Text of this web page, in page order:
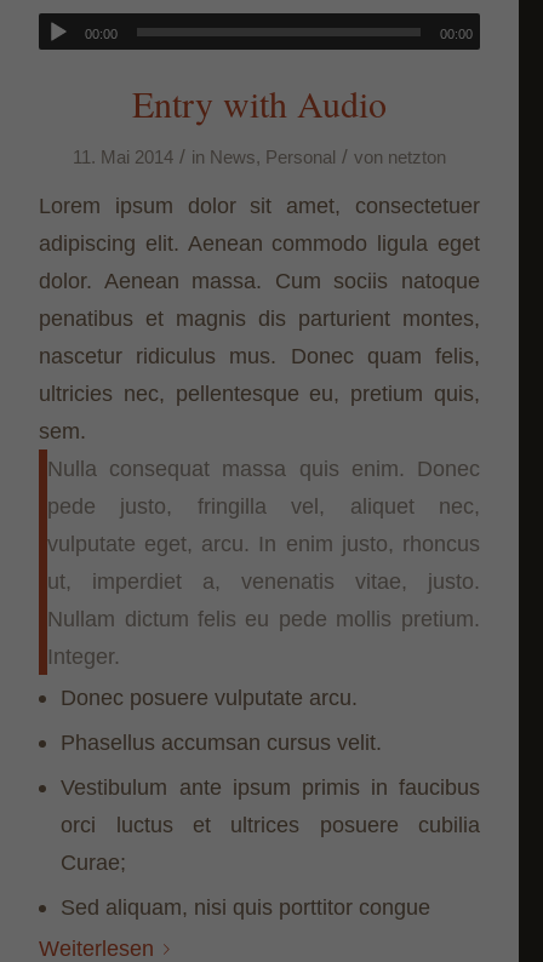
00:00 00:00
Entry with Audio
11. Mai 2014 / in News, Personal / von netzton
Lorem ipsum dolor sit amet, consectetuer
adipiscing elit. Aenean commodo ligula eget
dolor. Aenean massa. Cum sociis natoque
penatibus et magnis dis parturient montes,
nascetur ridiculus mus. Donec quam felis,
ultricies nec, pellentesque eu, pretium quis,
sem.
Nulla consequat massa quis enim. Donec
pede justo, fringilla vel, aliquet nec,
vulputate eget, arcu. In enim justo, rhoncus
ut, imperdiet a, venenatis vitae, justo.
Nullam dictum felis eu pede mollis pretium.
Integer.
Donec posuere vulputate arcu.
Phasellus accumsan cursus velit.
Vestibulum ante ipsum primis in faucibus
orci luctus et ultrices posuere cubilia
Curae;
Sed aliquam, nisi quis porttitor congue
Weiterlesen